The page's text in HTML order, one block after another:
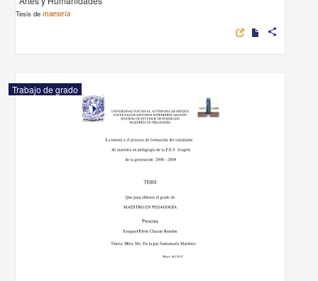
Tesis demaestría
share
Trabajo de grado